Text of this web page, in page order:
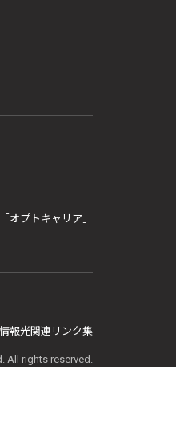
オプトキャリア」
報光関連リンク集
All rights reserved.